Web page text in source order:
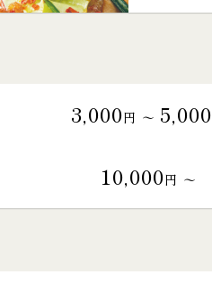
3,000円 〜 5,000
10,000円 〜